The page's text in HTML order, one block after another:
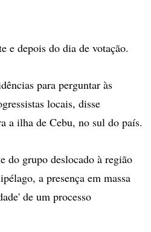
e depois do dia de votação.
para perguntar às
locais, disse
a ilha de Cebu, no sul do país.
do grupo deslocado à região
a presença em massa
de um processo